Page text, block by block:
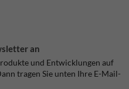
an
und Entwicklungen auf
tragen Sie unten Ihre E-Mail-